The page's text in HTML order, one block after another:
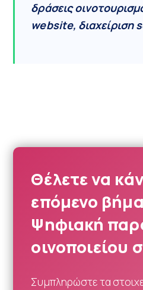
δράσεις
website, διαχείριση
Θέλετε να
επόμενο
Ψηφιακή
οινοποιείου
Συμπληρώστε τα